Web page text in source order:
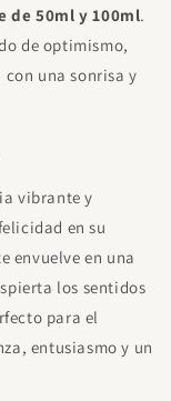
Para
Cream
de 50ml y 100ml.
de optimismo,
una sonrisa y
vibrante y
en su
envuelve en una
los sentidos
para el
entusiasmo y un